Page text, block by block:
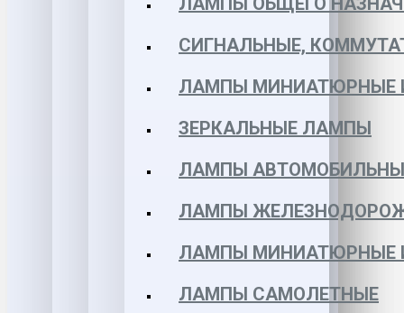
СИГНАЛЬНЫЕ,
ЛАМПЫ МИНИАТЮРНЫЕ
ЗЕРКАЛЬНЫЕ ЛАМПЫ
ЛАМПЫ
ЛАМПЫ
ЛАМПЫ МИНИАТЮРНЫЕ
ЛАМПЫ САМОЛЕТНЫЕ